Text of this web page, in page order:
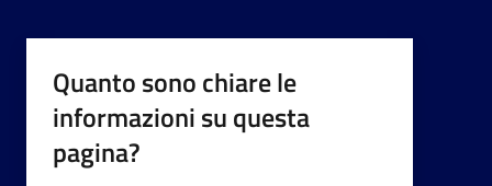
Quanto sono chiare le
informazioni su questa
pagina?